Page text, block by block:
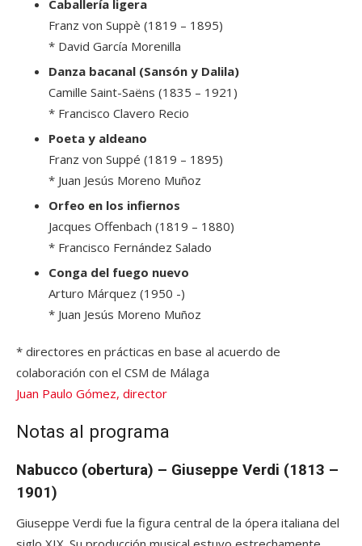
Caballería ligera
Franz von Suppè (1819 – 1895)
* David García Morenilla
Danza bacanal (Sansón y Dalila)
Camille Saint-Saëns (1835 – 1921)
* Francisco Clavero Recio
Poeta y aldeano
Franz von Suppé (1819 – 1895)
* Juan Jesús Moreno Muñoz
Orfeo en los infiernos
Jacques Offenbach (1819 – 1880)
* Francisco Fernández Salado
Conga del fuego nuevo
Arturo Márquez (1950 -)
* Juan Jesús Moreno Muñoz
* directores en prácticas en base al acuerdo de
colaboración con el CSM de Málaga
Juan Paulo Gómez, director
Notas al programa
Nabucco (obertura) – Giuseppe Verdi (1813 –
1901)
Giuseppe Verdi fue la figura central de la ópera italiana del